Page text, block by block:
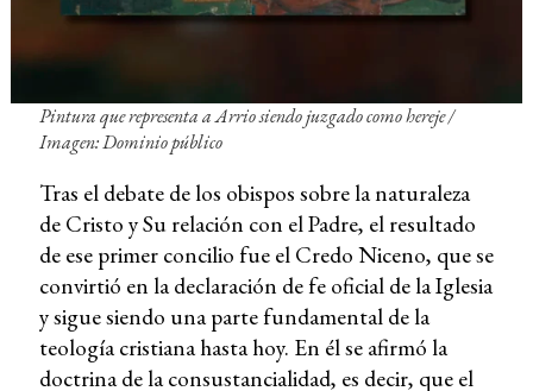
Pintura que representa a Arrio siendo juzgado como hereje /
Imagen: Dominio público
Tras el debate de los obispos sobre la naturaleza
de Cristo y Su relación con el Padre, el resultado
de ese primer concilio fue el Credo Niceno, que se
convirtió en la declaración de fe oficial de la Iglesia
y sigue siendo una parte fundamental de la
teología cristiana hasta hoy. En él se afirmó la
doctrina de la consustancialidad, es decir, que el